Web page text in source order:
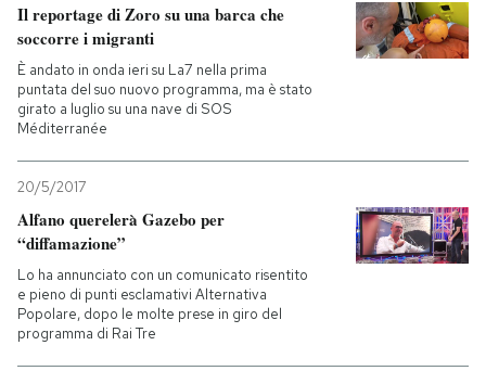
NEWSLETTER
SHOP
CALENDARIO
Il reportage di Zoro su una barca che
soccorre i migranti
È andato in onda ieri su La7 nella prima
puntata del suo nuovo programma, ma è stato
girato a luglio su una nave di SOS
Méditerranée
20/5/2017
Alfano querelerà Gazebo per
“diffamazione”
Lo ha annunciato con un comunicato risentito
e pieno di punti esclamativi Alternativa
Popolare, dopo le molte prese in giro del
programma di Rai Tre